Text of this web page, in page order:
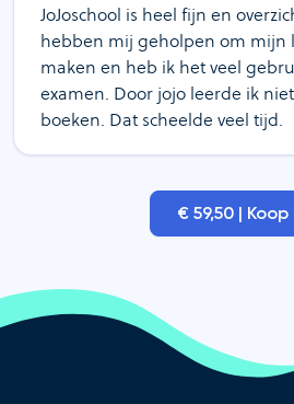
JoJoschool is heel fijn en
hebben mij geholpen om mijn
maken en heb ik het veel
examen. Door jojo leerde ik
boeken. Dat scheelde veel tijd.
€ 59,50 | Koop